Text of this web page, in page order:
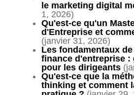
le marketing digital
1, 2026)
Qu'est-ce qu'un
d'Entreprise et
(janvier 31, 2026)
Les fondamentaux
finance d'entreprise :
pour les dirigeants
Qu'est-ce que la
thinking et comment